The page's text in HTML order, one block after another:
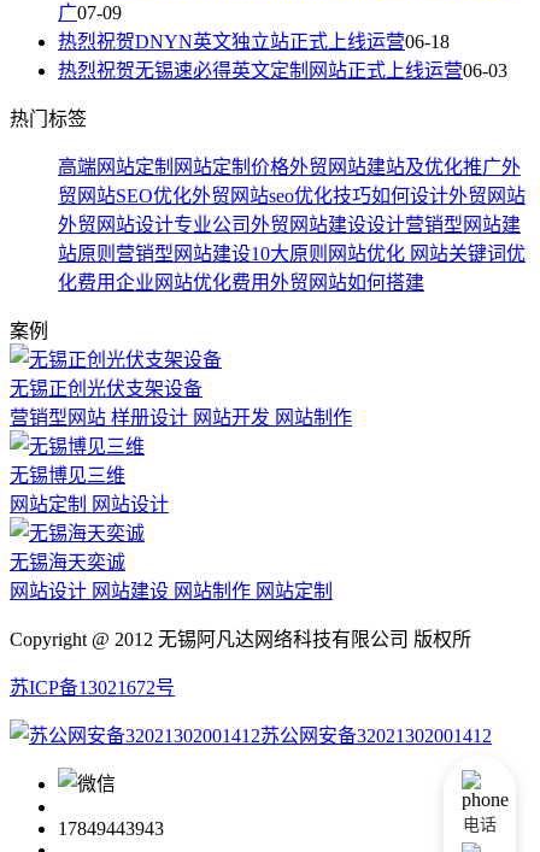
广07-09
热烈祝贺DNYN英文独立站正式上线运营06-18
热烈祝贺无锡速必得英文定制网站正式上线运营06-03
热门标签
高端网站定制 网站定制价格外贸网站建站及优化推广外
贸网站SEO优化外贸网站seo优化技巧如何设计外贸网站
外贸网站设计专业公司外贸网站建设设计营销型网站建
站原则 营销型网站建设10大原则 网站优化 网站关键词优
化费用企业网站优化费用外贸网站如何搭建
案例
无锡正创光伏支架设备
营销型网站 样册设计 网站开发 网站制作
无锡博见三维
网站定制 网站设计
无锡海天奕诚
网站设计 网站建设 网站制作 网站定制
Copyright @ 2012 无锡阿凡达网络科技有限公司 版权所
苏ICP备13021672号
苏公网安备32021302001412
17849443943 电话